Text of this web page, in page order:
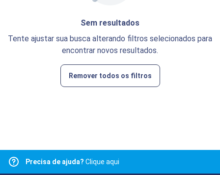
Sem resultados
Tente ajustar sua busca alterando filtros selecionados para
encontrar novos resultados.
Remover todos os filtros
Precisa de ajuda? Clique aqui